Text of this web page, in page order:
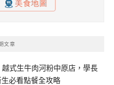
文章
式生牛肉河粉中原店，學長
必看點餐全攻略